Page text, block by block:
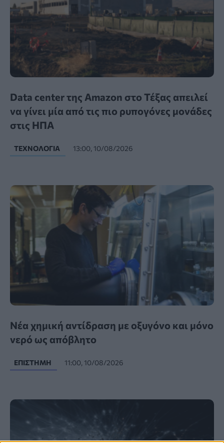
Data center της Amazon στο Τέξας απειλεί
να γίνει μία από τις πιο ρυπογόνες μονάδες
στις ΗΠΑ
ΤΕΧΝΟΛΟΓΊΑ 13:00, 10/08/2026
Νέα χημική αντίδραση με οξυγόνο και μόνο
νερό ως απόβλητο
ΕΠΙΣΤΉΜΗ 11:00, 10/08/2026